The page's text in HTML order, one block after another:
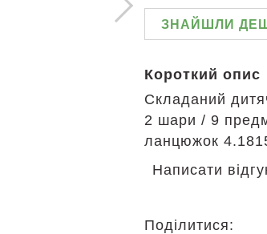
ЗНАЙШЛИ
Короткий опис
Складаний
2 шари / 9
ланцюжок
Написати
Поділитися: